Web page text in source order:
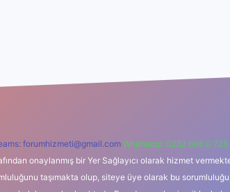
forumhizmeti@gmail.com Whatsapp: 0262 606 0 726
onaylanmış bir Yer Sağlayıcı olarak hizmet
taşımakta olup, siteye üye olarak bu